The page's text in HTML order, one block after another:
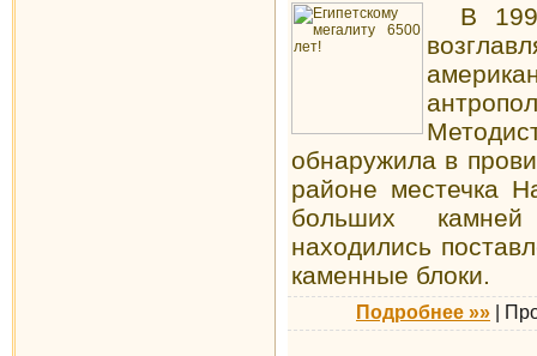
В 1998
обнаружила в
районе местечка
больших
находились
каменные блоки.
Подробнее »» |